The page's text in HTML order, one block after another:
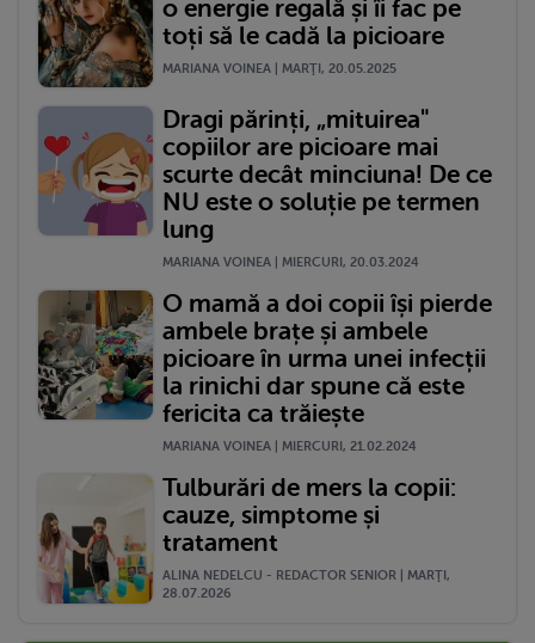
o energie regală și îi fac pe
toți să le cadă la picioare
MARIANA VOINEA | MARŢI, 20.05.2025
Dragi părinți, „mituirea"
copiilor are picioare mai
scurte decât minciuna! De ce
NU este o soluție pe termen
lung
MARIANA VOINEA | MIERCURI, 20.03.2024
O mamă a doi copii își pierde
ambele brațe și ambele
picioare în urma unei infecții
la rinichi dar spune că este
fericita ca trăiește
MARIANA VOINEA | MIERCURI, 21.02.2024
Tulburări de mers la copii:
cauze, simptome și
tratament
ALINA NEDELCU - REDACTOR SENIOR | MARŢI,
28.07.2026